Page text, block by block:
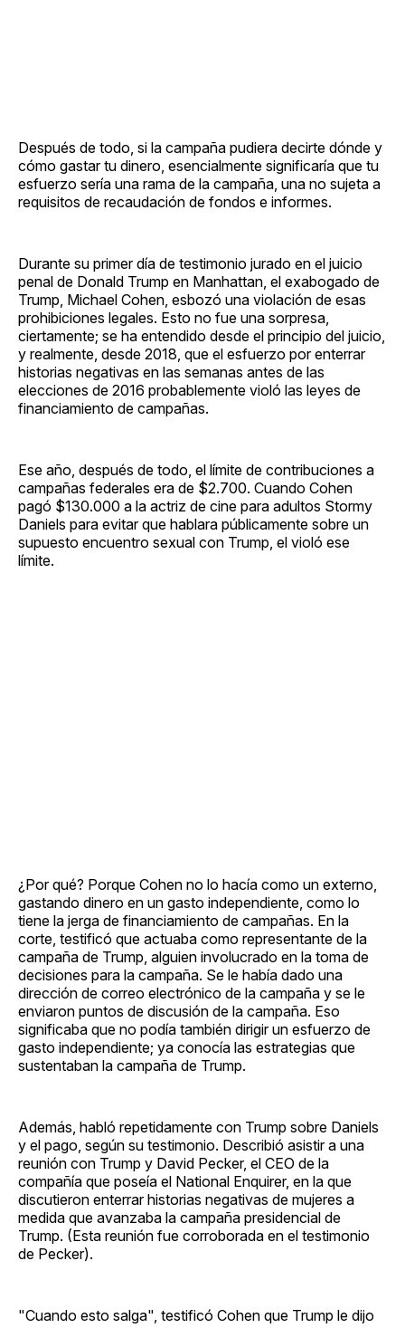
Después de todo, si la campaña pudiera decirte dónde y
cómo gastar tu dinero, esencialmente significaría que tu
esfuerzo sería una rama de la campaña, una no sujeta a
requisitos de recaudación de fondos e informes.
Durante su primer día de testimonio jurado en el juicio
penal de Donald Trump en Manhattan, el exabogado de
Trump, Michael Cohen, esbozó una violación de esas
prohibiciones legales. Esto no fue una sorpresa,
ciertamente; se ha entendido desde el principio del juicio,
y realmente, desde 2018, que el esfuerzo por enterrar
historias negativas en las semanas antes de las
elecciones de 2016 probablemente violó las leyes de
financiamiento de campañas.
Ese año, después de todo, el límite de contribuciones a
campañas federales era de $2.700. Cuando Cohen
pagó $130.000 a la actriz de cine para adultos Stormy
Daniels para evitar que hablara públicamente sobre un
supuesto encuentro sexual con Trump, el violó ese
límite.
¿Por qué? Porque Cohen no lo hacía como un externo,
gastando dinero en un gasto independiente, como lo
tiene la jerga de financiamiento de campañas. En la
corte, testificó que actuaba como representante de la
campaña de Trump, alguien involucrado en la toma de
decisiones para la campaña. Se le había dado una
dirección de correo electrónico de la campaña y se le
enviaron puntos de discusión de la campaña. Eso
significaba que no podía también dirigir un esfuerzo de
gasto independiente; ya conocía las estrategias que
sustentaban la campaña de Trump.
Además, habló repetidamente con Trump sobre Daniels
y el pago, según su testimonio. Describió asistir a una
reunión con Trump y David Pecker, el CEO de la
compañía que poseía el National Enquirer, en la que
discutieron enterrar historias negativas de mujeres a
medida que avanzaba la campaña presidencial de
Trump. (Esta reunión fue corroborada en el testimonio
de Pecker).
"Cuando esto salga", testificó Cohen que Trump le dijo